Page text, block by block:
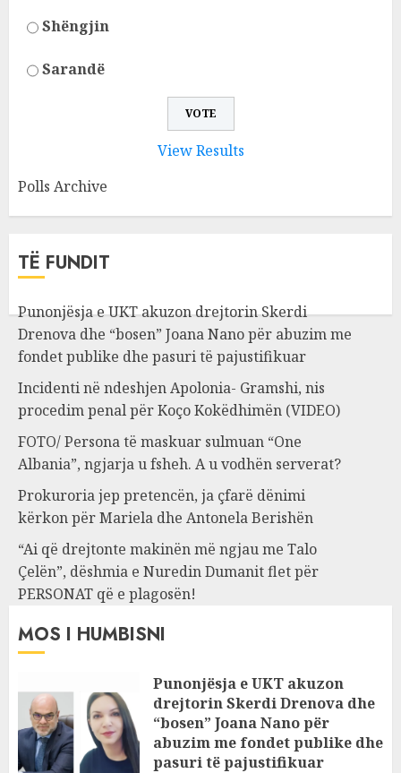
Shëngjin
Sarandë
View Results
Polls Archive
TË FUNDIT
Punonjësja e UKT akuzon drejtorin Skerdi
Drenova dhe “bosen” Joana Nano për abuzim me
fondet publike dhe pasuri të pajustifikuar
Incidenti në ndeshjen Apolonia- Gramshi, nis
procedim penal për Koço Kokëdhimën (VIDEO)
FOTO/ Persona të maskuar sulmuan “One
Albania”, ngjarja u fsheh. A u vodhën serverat?
Prokuroria jep pretencën, ja çfarë dënimi
kërkon për Mariela dhe Antonela Berishën
“Ai që drejtonte makinën më ngjau me Talo
Çelën”, dëshmia e Nuredin Dumanit flet për
PERSONAT që e plagosën!
MOS I HUMBISNI
Punonjësja e UKT akuzon
drejtorin Skerdi Drenova dhe
“bosen” Joana Nano për
abuzim me fondet publike dhe
pasuri të pajustifikuar